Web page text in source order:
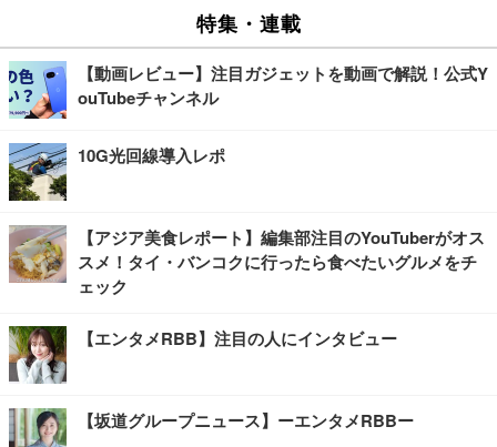
特集・連載
【動画レビュー】注目ガジェットを動画で解説！公式Y
ouTubeチャンネル
10G光回線導入レポ
【アジア美食レポート】編集部注目のYouTuberがオス
スメ！タイ・バンコクに行ったら食べたいグルメをチ
ェック
【エンタメRBB】注目の人にインタビュー
【坂道グループニュース】ーエンタメRBBー